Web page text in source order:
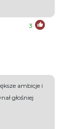
3
ambicje i
głośniej